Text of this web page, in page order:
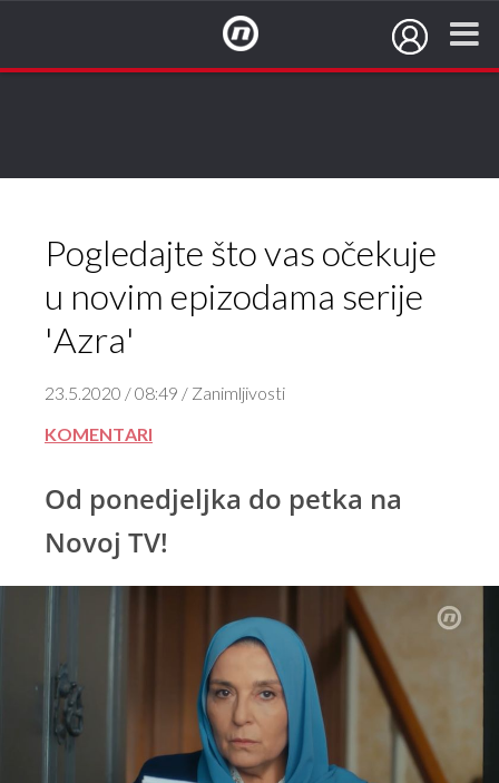
Pogledajte što vas očekuje
u novim epizodama serije
'Azra'
23.5.2020 / 08:49 / Zanimljivosti
KOMENTARI
Od ponedjeljka do petka na
Novoj TV!